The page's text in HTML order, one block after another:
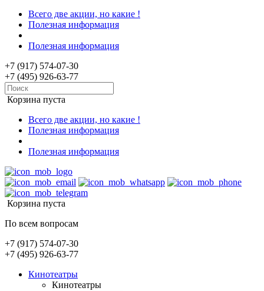
Всего две акции, но какие !
Полезная информация
Полезная информация
+7 (917) 574-07-30
+7 (495) 926-63-77
Корзина пуста
Всего две акции, но какие !
Полезная информация
Полезная информация
Корзина пуста
По всем вопросам
+7 (917) 574-07-30
+7 (495) 926-63-77
Кинотеатры
Кинотеатры